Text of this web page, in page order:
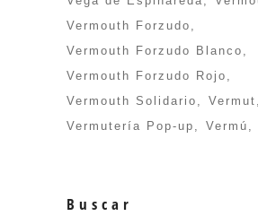
Vermouth Forzudo
Vermouth Forzudo Blanco
Vermouth Forzudo Rojo
Vermouth Solidario
Vermut
Vermutería Pop-up
Vermú
Buscar